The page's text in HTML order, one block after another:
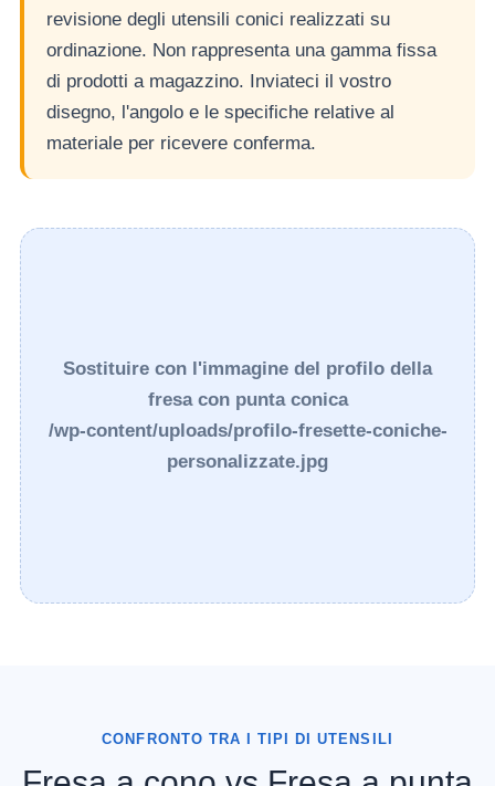
revisione degli utensili conici realizzati su
ordinazione. Non rappresenta una gamma fissa
di prodotti a magazzino. Inviateci il vostro
disegno, l'angolo e le specifiche relative al
materiale per ricevere conferma.
Sostituire con l'immagine del profilo della
fresa con punta conica
/wp-content/uploads/profilo-fresette-coniche-
personalizzate.jpg
CONFRONTO TRA I TIPI DI UTENSILI